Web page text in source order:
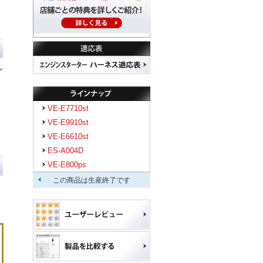
VE-E7710st
VE-E9910st
VE-E6610st
ES-A004D
VE-E800ps
この商品は生産終了です